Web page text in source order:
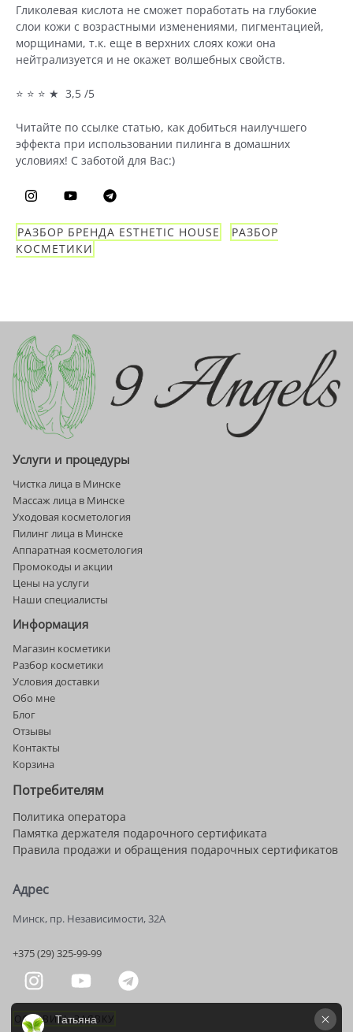
Гликолевая кислота не сможет поработать на глубокие
слои кожи с возрастными изменениями, пигментацией,
морщинами, т.к. еще в верхних слоях кожи она
нейтрализуется и не окажет волшебных свойств.
⭐ ⭐ ⭐ ★ 3,5 /5
Читайте по ссылке статью, как добиться наилучшего
эффекта при использовании пилинга в домашних
условиях! С заботой для Вас:)
РАЗБОР БРЕНДА ESTHETIC HOUSE
РАЗБОР
КОСМЕТИКИ
Услуги и процедуры
Чистка лица в Минске
Массаж лица в Минске
Уходовая косметология
Пилинг лица в Минске
Аппаратная косметология
Промокоды и акции
Цены на услуги
Наши специалисты
Информация
Магазин косметики
Разбор косметики
Условия доставки
Обо мне
Блог
Отзывы
Контакты
Корзина
Потребителям
Политика оператора
Памятка держателя подарочного сертификата
Правила продажи и обращения подарочных сертификатов
Адрес
Минск, пр. Независимости, 32А
+375 (29) 325-99-99
ОСТАВИТЬ ЗАЯВКУ
Татьяна